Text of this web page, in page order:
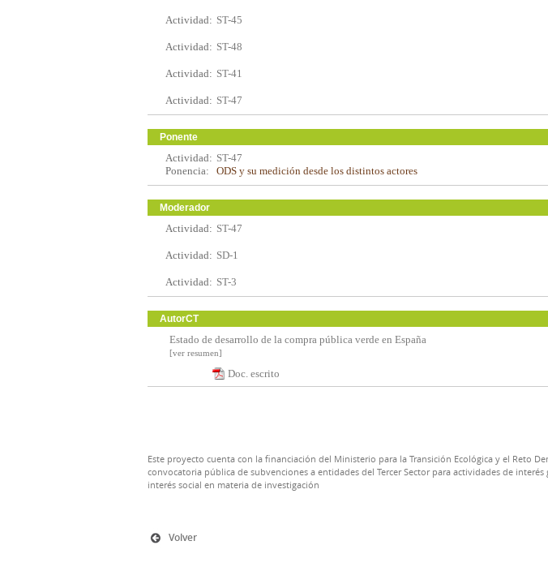
Actividad: ST-45
Actividad: ST-48
Actividad: ST-41
Actividad: ST-47
Ponente
Actividad: ST-47
Ponencia:
ODS y su medición desde los distintos actores
Moderador
Actividad: ST-47
Actividad: SD-1
Actividad: ST-3
AutorCT
Estado de desarrollo de la compra pública verde en España
[ver resumen]
Doc. escrito
Este proyecto cuenta con la financiación del Ministerio para la Transición Ecológica y el Reto
convocatoria pública de subvenciones a entidades del Tercer Sector para actividades de interés
interés social en materia de investigación
Volver